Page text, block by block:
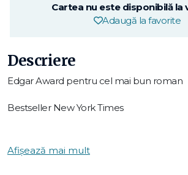
Cartea nu este disponibilă la
Adaugă la favorite
Descriere
Edgar Award pentru cel mai bun roman
Bestseller New York Times
care te prinde și nu-ți mai dă drumul." –
Afișează mai mult